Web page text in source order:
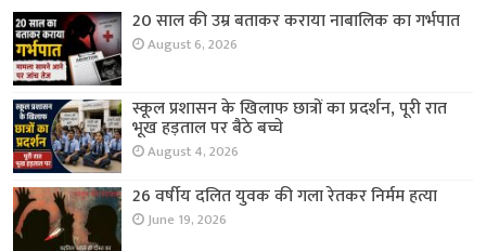
20 साल की उम्र बताकर कराया नाबालिक का गर्भपात
August 6, 2026
स्कूल प्रशासन के खिलाफ छात्रों का प्रदर्शन, पूरी रात
भूख हड़ताल पर बैठे बच्चे
August 4, 2026
26 वर्षीय दलित युवक की गला रेतकर निर्मम हत्या
June 19, 2026